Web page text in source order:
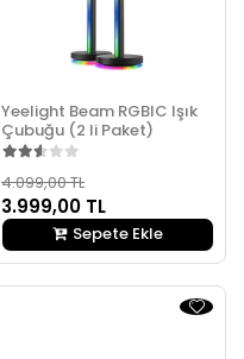
Yeelight Beam RGBIC Işık
Çubuğu (2 li Paket)
4.099,00 TL
3.999,00 TL
Sepete Ekle